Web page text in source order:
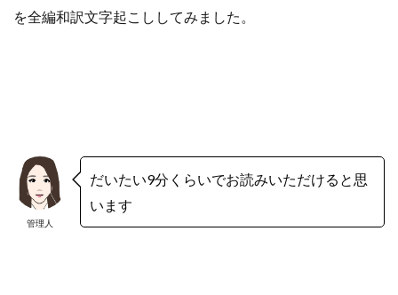
を全編和訳文字起こししてみました。
管理人
だいたい9分くらいでお読みいただけると思
います